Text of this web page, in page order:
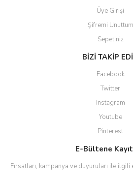
Üye Girişi
Şifremi Unuttum
Sepetiniz
BİZİ TAKİP
Facebook
Twitter
Instagram
Youtube
Pinterest
E-Bültene
Fırsatları, kampanya ve duyuruları ile